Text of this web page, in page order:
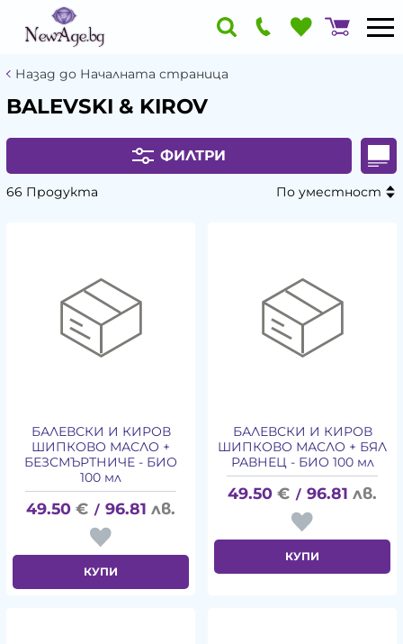
Назад до Началната страница
BALEVSKI & KIROV
ФИЛТРИ
66 Продукта По уместност
БАЛЕВСКИ И КИРОВ
ШИПКОВО МАСЛО +
БЕЗСМЪРТНИЧЕ - БИО
100 мл
49.50 € / 96.81 лв.
КУПИ
БАЛЕВСКИ И КИРОВ
ШИПКОВО МАСЛО + БЯЛ
РАВНЕЦ - БИО 100 мл
49.50 € / 96.81 лв.
КУПИ